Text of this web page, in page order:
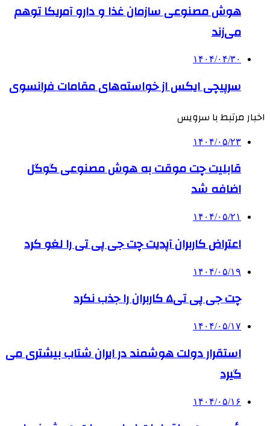
هوش مصنوعی سازمان غذا و دارو آمریکا توهم
می‌زند
۱۴۰۴/۰۴/۳۰
سرپیچی ایکس از خواسته‌های مقامات فرانسوی
اخبار مرتبط با سرویس
۱۴۰۴/۰۵/۲۳
قابلیت چت موقت به هوش مصنوعی گوگل
اضافه شد
۱۴۰۴/۰۵/۲۱
اعتراض کاربران آپدیت چت جی پی تی را لغو کرد
۱۴۰۴/۰۵/۱۹
چت جی پی تی۵ کاربران را جذب نکرد
۱۴۰۴/۰۵/۱۷
استقرار دولت هوشمند در ایران شتاب بیشتری می
گیرد
۱۴۰۴/۰۵/۱۶